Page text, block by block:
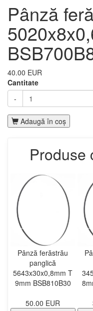
Pânză
40.00 EUR
Cantitate
-
Adaugă în coş
Produse
Pânză ferăstrău
panglică
5643x30x0,8mm T
9mm BSB810B30
50.00 EUR